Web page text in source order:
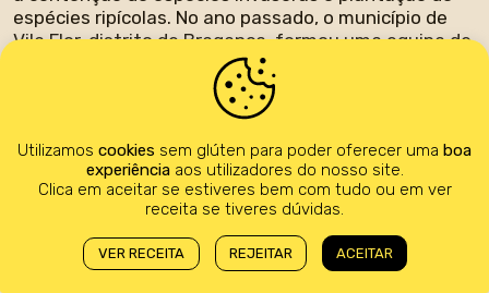
espécies ripícolas. No ano passado, o município de
Vila Flor, distrito de Bragança, formou uma equipa de
dez sapadores florestais para esta especialização,
no âmbito de um protocolo com a APA para a
proteção da ribeira de Freixiel. A intenção da
ribeiras recuperadas, passar a contratar uma equipa
de sapadores dos rios.
Utilizamos cookies sem glúten para poder oferecer uma boa
experiênciaaos utilizadores do nosso site.
Clica em aceitar se estiveres bem com tudo ou em ver
receita se tiveres dúvidas.
VER RECEITA REJEITAR ACEITAR